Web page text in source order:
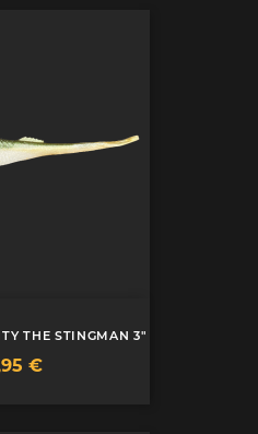
THE STINGMAN 3"
€